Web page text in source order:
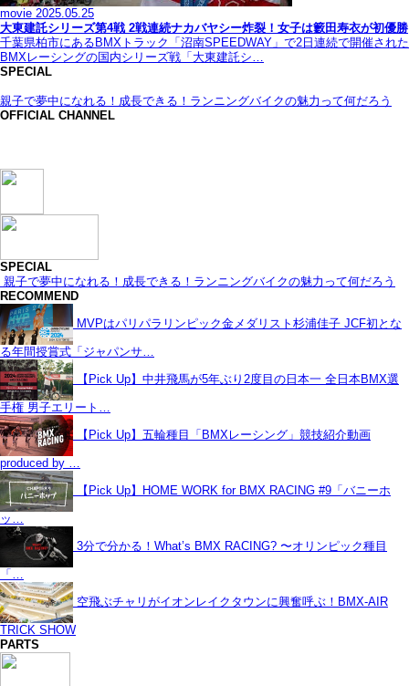
movie 2025.05.25
大東建託シリーズ第4戦 2戦連続ナカバヤシー炸裂！女子は籔田寿衣が初優勝
千葉県柏市にあるBMXトラック「沼南SPEEDWAY」で2日連続で開催された
BMXレーシングの国内シリーズ戦「大東建託シ…
SPECIAL
親子で夢中になれる！成長できる！ランニングバイクの魅力って何だろう
OFFICIAL CHANNEL
SPECIAL
親子で夢中になれる！成長できる！ランニングバイクの魅力って何だろう
RECOMMEND
MVPはパリパラリンピック金メダリスト杉浦佳子 JCF初とな
る年間授賞式「ジャパンサ…
【Pick Up】中井飛馬が5年ぶり2度目の日本一 全日本BMX選
手権 男子エリート…
【Pick Up】五輪種目「BMXレーシング」競技紹介動画
produced by …
【Pick Up】HOME WORK for BMX RACING #9「バニーホ
ッ…
3分で分かる！What’s BMX RACING? 〜オリンピック種目
「…
空飛ぶチャリがイオンレイクタウンに興奮呼ぶ！BMX-AIR
TRICK SHOW
PARTS